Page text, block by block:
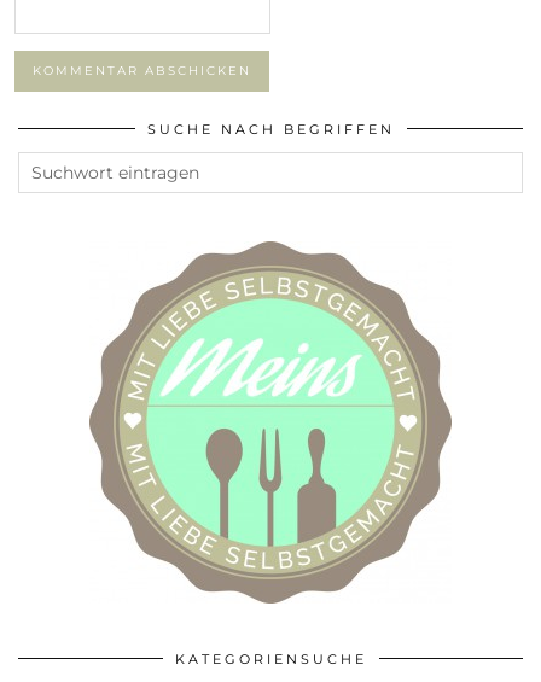
SUCHE NACH BEGRIFFEN
KATEGORIENSUCHE